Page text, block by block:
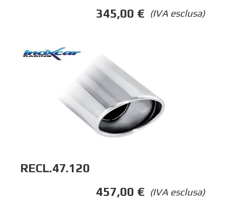
(IVA esclusa)
345,00 €
RECL.47.120
(IVA esclusa)
457,00 €